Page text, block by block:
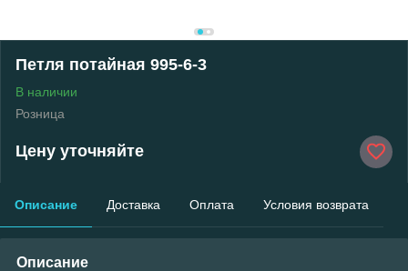
Петля потайная 995-6-3
В наличии
Розница
Цену уточняйте
Описание Доставка Оплата Условия возврата
Описание